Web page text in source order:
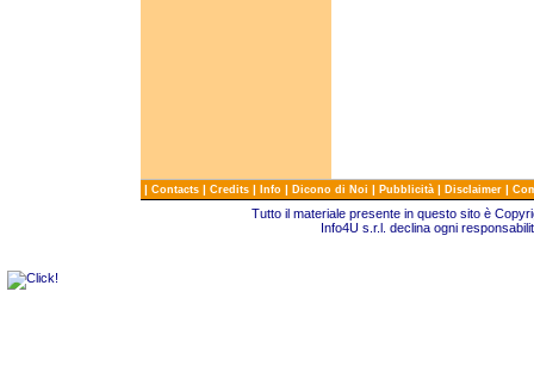
| Contacts | Credits | Info | Dicono di Noi | Pubblicità | Disclaimer |
Tutto il materiale presente in questo sito è
Info4U s.r.l. declina ogni